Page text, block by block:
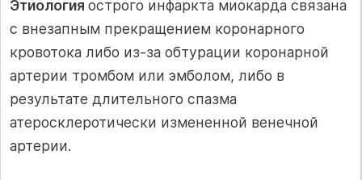
Этиология острого инфаркта миокарда связана
с внезапным прекращением коронарного
кровотока либо из-за обтурации ко­ронарной
артерии тромбом или эмболом, либо в
результате дли­тельного спазма
атеросклеротически измененной венечной
арте­рии.